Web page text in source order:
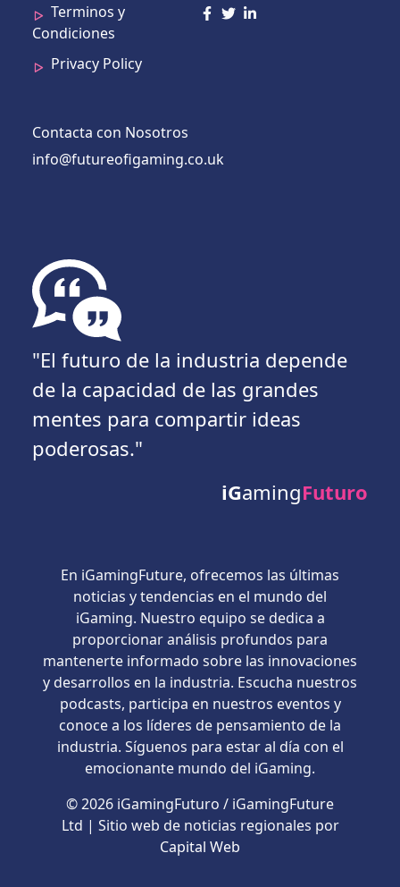
Terminos y
Condiciones
Privacy Policy
Contacta con Nosotros
info@futureofigaming.co.uk
"El futuro de la industria depende
de la capacidad de las grandes
mentes para compartir ideas
poderosas."
iGamingFuturo
En iGamingFuture, ofrecemos las últimas
noticias y tendencias en el mundo del
iGaming. Nuestro equipo se dedica a
proporcionar análisis profundos para
mantenerte informado sobre las innovaciones
y desarrollos en la industria. Escucha nuestros
podcasts, participa en nuestros eventos y
conoce a los líderes de pensamiento de la
industria. Síguenos para estar al día con el
emocionante mundo del iGaming.
© 2026 iGamingFuturo / iGamingFuture
Ltd | Sitio web de noticias regionales por
Capital Web